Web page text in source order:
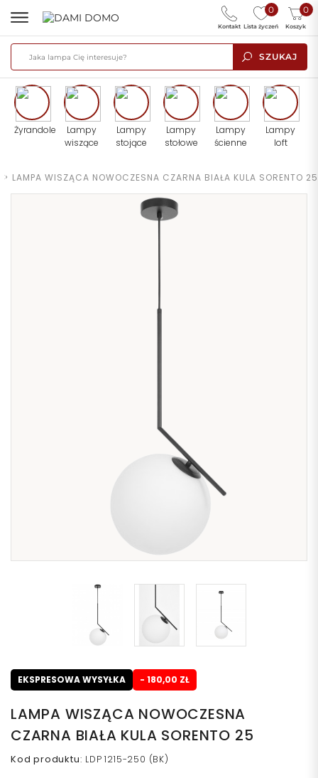
SZUKAJ
0
Lista życzeń
0
Koszyk
Kontakt
Żyrandole
Lampy
wiszące
Lampy
stojące
Lampy
stołowe
Lampy
ścienne
Lampy
loft
> LAMPA WISZĄCA NOWOCZESNA CZARNA BIAŁA KULA SORENTO 25
EKSPRESOWA WYSYŁKA - 180,00 ZŁ
LAMPA WISZĄCA NOWOCZESNA
CZARNA BIAŁA KULA SORENTO 25
Kod produktu: LDP 1215-250 (BK)